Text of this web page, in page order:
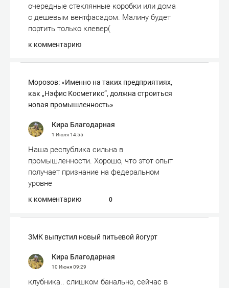
очередные стеклянные коробки или дома
с дешевым вентфасадом. Малину будет
портить только клевер(
к комментарию
Морозов: «Именно на таких предприятиях,
как „Нэфис Косметикс“, должна строиться
новая промышленность»
Кира Благодарная
1 Июля14:55
Наша республика сильна в
промышленности. Хорошо, что этот опыт
получает признание на федеральном
уровне
к комментарию 0
ЗМК выпустил новый питьевой йогурт
Кира Благодарная
10 Июня09:29
клубника.. слишком банально, сейчас в